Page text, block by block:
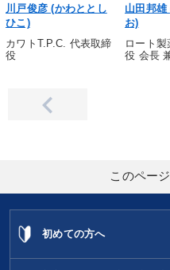
川戸俊彦 (かわととし
ひこ)
カワトT.P.C. 代表取締
役
山田邦雄
お)
ロート
役 会長
このペー
初めての方へ